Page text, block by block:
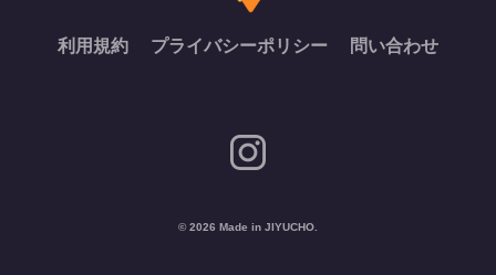
利用規約 プライバシーポリシー 問い合わせ
© 2026 Made in JIYUCHO.